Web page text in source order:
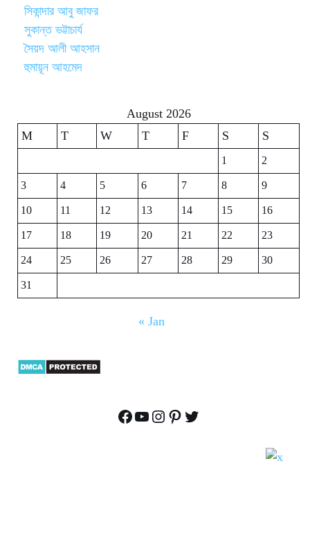
সিকান্দার আবু জাফর
সুকান্ত ভট্টাচার্য
সৈয়দ আলী আহসান
হুমায়ূন আহমেদ
August 2026
M
T W T F S S
1
2
3
4 5 6 7 8
9
10
11 12 13 14 15
16
17
18 19 20 21 22
23
24
25 26 27 28 29
30
31
« Jan